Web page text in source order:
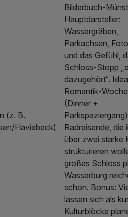
(z. B.
Havixbeck)
Hauptdarsteller:
Wassergräben,
Parkachsen,
und das Gefühl,
Schloss‑Stopp
dazugehört“.
(Dinner +
Radreisende, die
über zwei starke
strukturieren
großes Schloss
Wasserburg
schon. Bonus:
lassen sich als
Kulturblöcke